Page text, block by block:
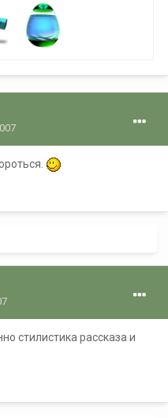
стилистика рассказа и